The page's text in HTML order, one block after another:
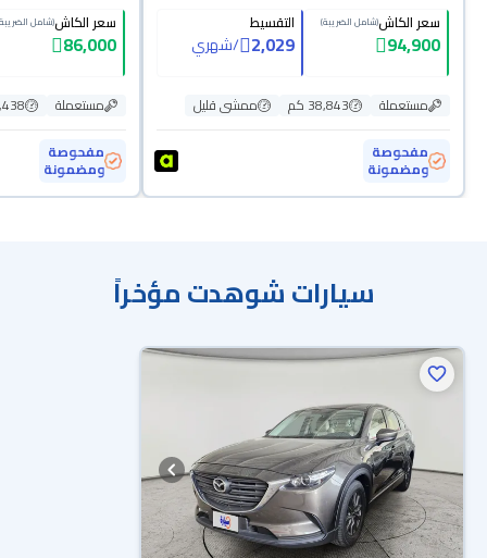
سعر الكاش(شامل الضريبة)
94,900
التقسيط
2,029
/شهري
مستعملة 38,843 كم
ممشى قليل
مفحوصة
ومضمونة
سعر الكاش(شامل
86,000
مستعملة
مفحوصة
ومضمونة
سيارات شوهدت مؤخراً